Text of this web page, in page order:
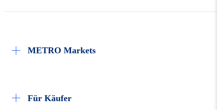
METRO Markets
Für Käufer